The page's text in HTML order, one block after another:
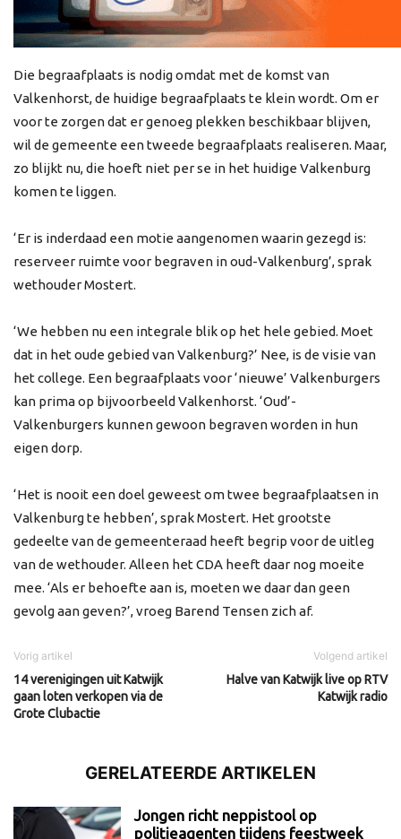
Die begraafplaats is nodig omdat met de komst van
Valkenhorst, de huidige begraafplaats te klein wordt. Om er
voor te zorgen dat er genoeg plekken beschikbaar blijven,
wil de gemeente een tweede begraafplaats realiseren. Maar,
zo blijkt nu, die hoeft niet per se in het huidige Valkenburg
komen te liggen.
‘Er is inderdaad een motie aangenomen waarin gezegd is:
reserveer ruimte voor begraven in oud-Valkenburg’, sprak
wethouder Mostert.
‘We hebben nu een integrale blik op het hele gebied. Moet
dat in het oude gebied van Valkenburg?’ Nee, is de visie van
het college. Een begraafplaats voor ‘nieuwe’ Valkenburgers
kan prima op bijvoorbeeld Valkenhorst. ‘Oud’-
Valkenburgers kunnen gewoon begraven worden in hun
eigen dorp.
‘Het is nooit een doel geweest om twee begraafplaatsen in
Valkenburg te hebben’, sprak Mostert. Het grootste
gedeelte van de gemeenteraad heeft begrip voor de uitleg
van de wethouder. Alleen het CDA heeft daar nog moeite
mee. ‘Als er behoefte aan is, moeten we daar dan geen
gevolg aan geven?’, vroeg Barend Tensen zich af.
Vorig artikel
14 verenigingen uit Katwijk
gaan loten verkopen via de
Grote Clubactie
Volgend artikel
Halve van Katwijk live op RTV
Katwijk radio
GERELATEERDE ARTIKELEN
Jongen richt neppistool op
politieagenten tijdens feestweek